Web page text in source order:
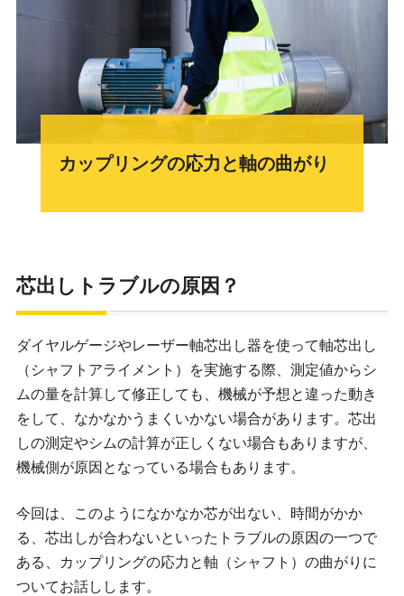
カップリングの応力と軸の曲がり
芯出しトラブルの原因？
ダイヤルゲージやレーザー軸芯出し器を使って軸芯出し
（シャフトアライメント）を実施する際、測定値からシ
ムの量を計算して修正しても、機械が予想と違った動き
をして、なかなかうまくいかない場合があります。芯出
しの測定やシムの計算が正しくない場合もありますが、
機械側が原因となっている場合もあります。
今回は、このようになかなか芯が出ない、時間がかか
る、芯出しが合わないといったトラブルの原因の一つで
ある、カップリングの応力と軸（シャフト）の曲がりに
ついてお話しします。